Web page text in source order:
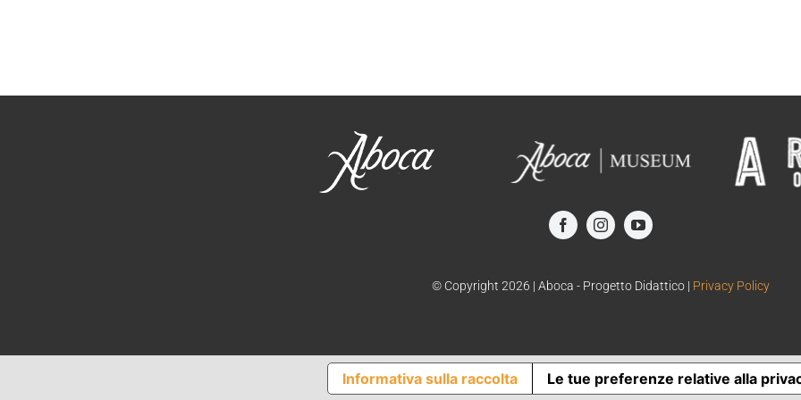
© Copyright 2026 | Aboca - Progetto Didattico | Privacy Policy
Informativa sulla raccolta Le tue preferenze relative alla